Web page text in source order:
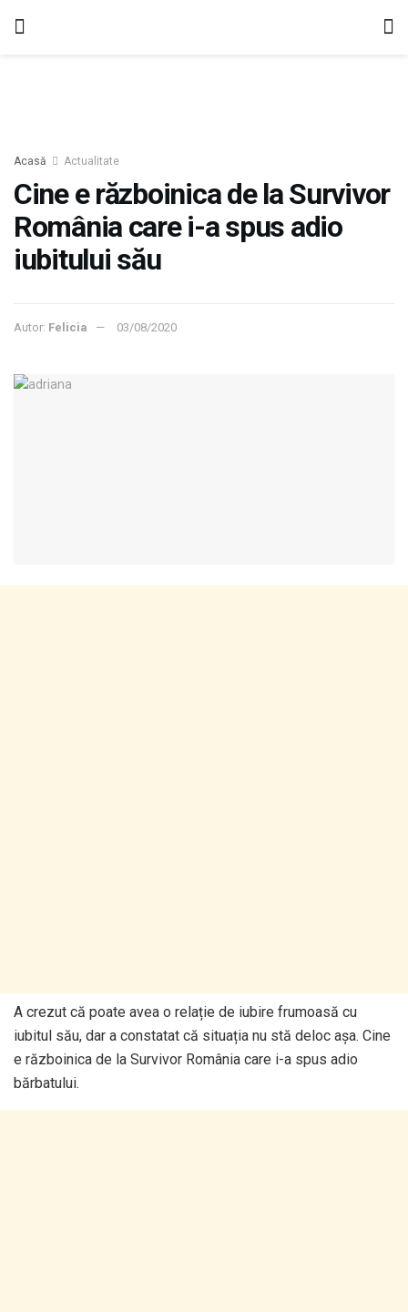
Acasă Actualitate
Cine e războinica de la Survivor
România care i-a spus adio
iubitului său
Autor: Felicia 03/08/2020
A crezut că poate avea o relație de iubire frumoasă cu
iubitul său, dar a constatat că situația nu stă deloc așa. Cine
e războinica de la Survivor România care i-a spus adio
bărbatului.